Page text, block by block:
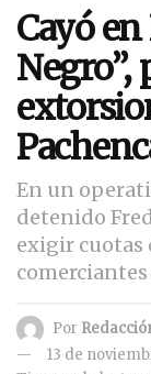
Cayó en
Negro”,
En un
detenido
exigir cuotas
Por
13 de